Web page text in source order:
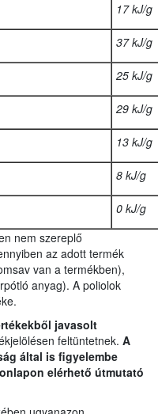
17 kJ/g
37 kJ/g
25 kJ/g
29 kJ/g
13 kJ/g
8 kJ/g
0 kJ/g
nem szereplő
az adott termék
van a termékben),
anyag). A poliolok
javasolt
feltüntetnek. A
által is figyelembe
elérhető útmutató